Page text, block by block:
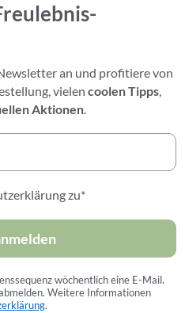
an und profitiere von
vielen coolen Tipps,
Aktionen.
zu*
wöchentlich eine E-Mail.
Weitere Informationen
.